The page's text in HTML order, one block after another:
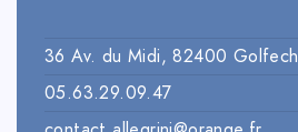
36 Av. du Midi, 82400 Golfech
05.63.29.09.47